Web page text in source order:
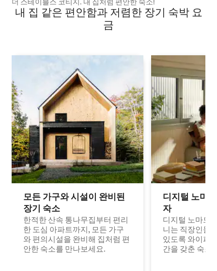
내 집 같은 편안함과 저렴한 장기 숙박 요
금
모든 가구와 시설이 완비된
장기 숙소
한적한 산속 통나무집부터 편리
한 도심 아파트까지, 모든 가구
와 편의시설을 완비해 집처럼 편
안한 숙소를 만나보세요.
디지털 노마
자
디지털 노마드
니는 직장인들
있도록 와이파
간을 갖춘 숙소